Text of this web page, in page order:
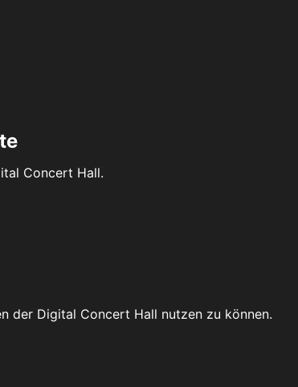
Concert Hall.
der Digital Concert Hall nutzen zu können.